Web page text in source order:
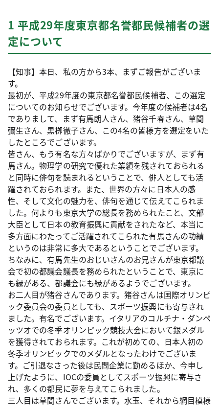
1 平成29年度東京都名誉都民候補者の選
定について
【知事】本日、私の方から3本、まずご報告がございま
す。
最初が、平成29年度の東京都名誉都民候補者、この選定
についてのお知らせでございます。今年度の候補者は4名
でありまして、まず有馬朗人さん、猪谷千春さん、草間
彌生さん、黒栁徹子さん、この4名の皆様方を選定をいた
したところでございます。
皆さん、もう有名な方々ばかりでございますが、まず有
馬さん。物理学の研究で優れた業績を残されておられる
と同時に俳句を読まれるということで、俳人としても活
躍されておられます。また、世界の方々に日本人の感
性、そして文化の魅力を、俳句を通じて伝えてこられま
した。何よりも東京大学の総長を務められたこと、文部
大臣として日本の教育振興に貢献をされたなど、本当に
多方面にわたってご活躍されてこられた有馬さんの功績
というのは非常に多大であるということでございます。
ちなみに、有馬先生のおじいさんのお兄さんが東京都議
会で初の都議会議長を務められたということで、東京に
も縁がある、都議会にも縁があるようでございます。
お二人目が猪谷さんであります。猪谷さんは国際オリンピ
ック委員会の委員としても、スポーツ振興にも寄与され
ました。有名でございます。イタリアのコルチナ・ダンペ
ッツオでの冬季オリンピック競技大会において銀メダル
を獲得されておられます。これが初めての、日本人初の
冬季オリンピックでのメダルとなったわけでございま
す。ご引退なさった後は民間企業に勤めるほか、今申し
上げたように、IOCの委員としてスポーツ振興に寄与さ
れ、多くの都民に夢を与えてこられました。
三人目は草間さんでございます。水玉、それから網目模様